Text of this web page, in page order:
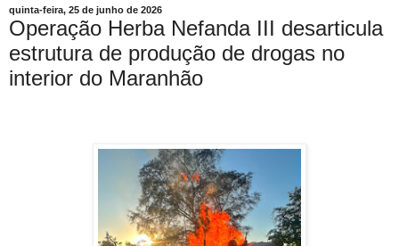
quinta-feira, 25 de junho de 2026
Operação Herba Nefanda III desarticula
estrutura de produção de drogas no
interior do Maranhão